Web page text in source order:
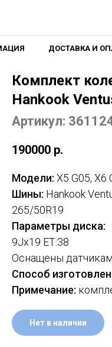
ДОСТАВКА И
Комплект
Hankook
Артикул:
190000 р.
Модели: X5 G05, X6
Шины: Hankook
265/50R19
Параметры диска:
9Jx19 ET:38
Оснащены
Способ
Примечание:
Нет в наличии